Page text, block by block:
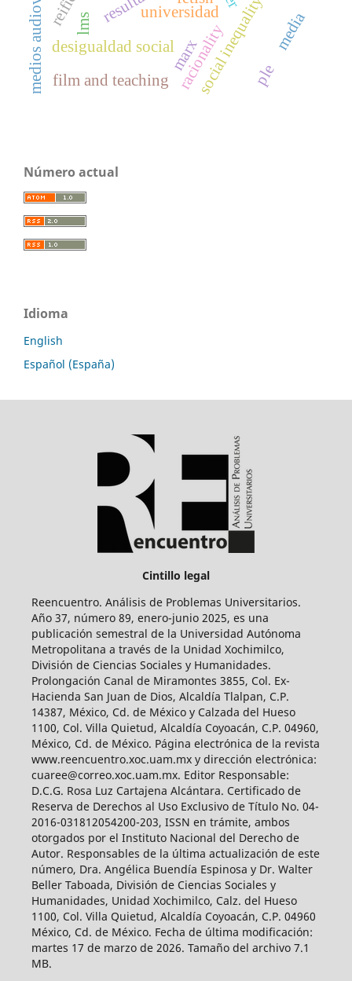
universidadsocial inequality
desigualdad social racionality
marx
media
film and teaching ple
lms
Número actual
Idioma
English
Español (España)
Cintillo legal
Reencuentro. Análisis de Problemas Universitarios.
Año 37, número 89, enero-junio 2025, es una
publicación semestral de la Universidad Autónoma
Metropolitana a través de la Unidad Xochimilco,
División de Ciencias Sociales y Humanidades.
Prolongación Canal de Miramontes 3855, Col. Ex-
Hacienda San Juan de Dios, Alcaldía Tlalpan, C.P.
14387, México, Cd. de México y Calzada del Hueso
1100, Col. Villa Quietud, Alcaldía Coyoacán, C.P. 04960,
México, Cd. de México. Página electrónica de la revista
www.reencuentro.xoc.uam.mx y dirección electrónica:
cuaree@correo.xoc.uam.mx. Editor Responsable:
D.C.G. Rosa Luz Cartajena Alcántara. Certificado de
Reserva de Derechos al Uso Exclusivo de Título No. 04-
2016-031812054200-203, ISSN en trámite, ambos
otorgados por el Instituto Nacional del Derecho de
Autor. Responsables de la última actualización de este
número, Dra. Angélica Buendía Espinosa y Dr. Walter
Beller Taboada, División de Ciencias Sociales y
Humanidades, Unidad Xochimilco, Calz. del Hueso
1100, Col. Villa Quietud, Alcaldía Coyoacán, C.P. 04960
México, Cd. de México. Fecha de última modificación:
martes 17 de marzo de 2026. Tamaño del archivo 7.1
MB.